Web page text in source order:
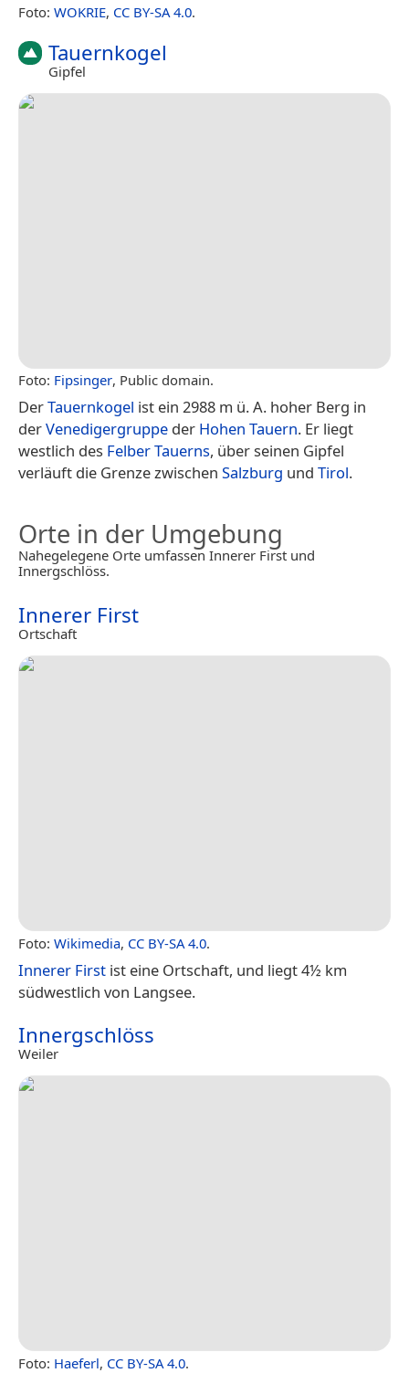
Foto: WOKRIE, CC BY-SA 4.0.
Tauernkogel
Gipfel
Foto: Fipsinger, Public domain.
DerTauernkogel ist ein 2988 m ü. A. hoher Berg in
derVenedigergruppe der Hohen Tauern. Er liegt
westlich des Felber Tauerns, über seinen Gipfel
verläuft die Grenze zwischen Salzburg und Tirol.
Orte in der Umgebung
Nahegelegene Orte umfassen Innerer First und
Innergschlöss.
Innerer First
Ortschaft
Foto: Wikimedia, CC BY-SA 4.0.
Innerer First ist eine Ortschaft, und liegt 4½ km
südwestlich von Langsee.
Innergschlöss
Weiler
Foto: Haeferl, CC BY-SA 4.0.